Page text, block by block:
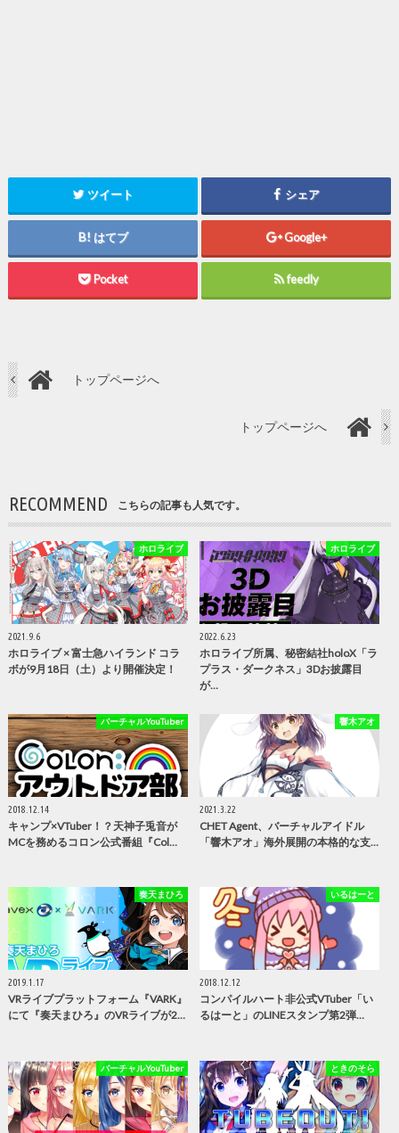
ツイート シェア
はてブ Google+
Pocket feedly
トップページへ
トップページへ
RECOMMEND こちらの記事も人気です。
ホロライブ
2021.9.6
ホロライブ × 富士急ハイランド コラ
ボが9月18日（土）より開催決定！
ホロライブ
2022.6.23
ホロライブ所属、秘密結社holoX「ラ
プラス・ダークネス」3Dお披露目
が…
バーチャルYouTuber
2018.12.14
キャンプ×VTuber！？天神子兎音が
MCを務めるコロン公式番組『Col…
響木アオ
2021.3.22
CHET Agent、バーチャルアイドル
「響木アオ」海外展開の本格的な支…
奏天まひろ
2019.1.17
VRライブプラットフォーム『VARK』
にて『奏天まひろ』のVRライブが2…
いるはーと
2018.12.12
コンパイルハート非公式VTuber「い
るはーと」のLINEスタンプ第2弾…
バーチャルYouTuber ときのそら